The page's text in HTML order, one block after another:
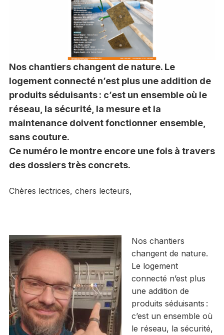
Nos chantiers changent de nature. Le
logement connecté n’est plus une addition de
produits séduisants : c’est un ensemble où le
réseau, la sécurité, la mesure et la
maintenance doivent fonctionner ensemble,
sans couture.
Ce numéro le montre encore une fois à travers
des dossiers très concrets.
Chères lectrices, chers lecteurs,
Nos chantiers
changent de nature.
Le logement
connecté n’est plus
une addition de
produits séduisants :
c’est un ensemble où
le réseau, la sécurité,